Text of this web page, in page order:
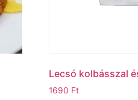
Lecsó kolbásszal
1690 Ft